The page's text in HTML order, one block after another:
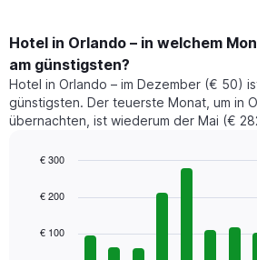
Hotel in Orlando – in welchem
am günstigsten?
Hotel in Orlando – im Dezember (€ 50)
günstigsten. Der teuerste Monat, um in
übernachten, ist wiederum der Mai (€
chart
bars.
graphic.
€ 100
€ 200
€ 300